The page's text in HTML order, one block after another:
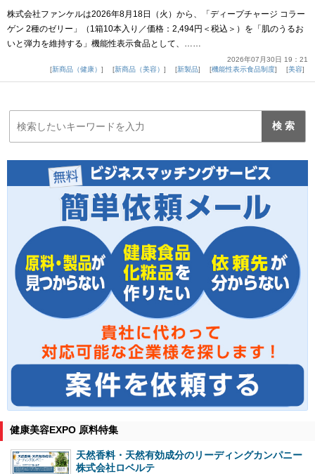
株式会社ファンケルは2026年8月18日（火）から、「ディープチャージ コラー
ゲン 2種のゼリー」（1箱10本入り／価格：2,494円＜税込＞）を「肌のうるお
いと弾力を維持する」機能性表示食品として、……
2026年07月30日 19：21
新商品（健康）
新商品（美容） 新製品 機能性表示食品制度 美容
健康美容EXPO 原料特集
天然香料・天然有効成分のリーディングカンパニー
株式会社ロベルテ